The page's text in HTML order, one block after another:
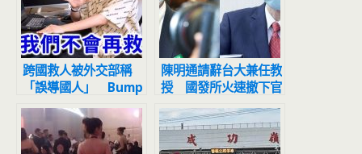
跨國救人被外交部稱
「誤導國人」 Bump
氣炸回應了
陳明通請辭台大兼任教
授 國發所火速撤下官
網資料